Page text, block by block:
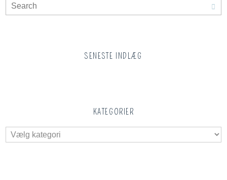
SENESTE INDLÆG
KATEGORIER